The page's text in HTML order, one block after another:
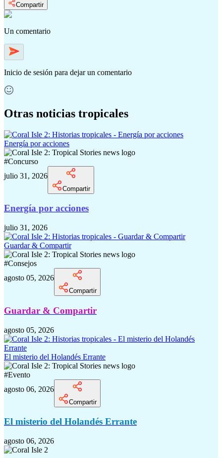
Compartir
Un comentario
Inicio de sesión para dejar un comentario
Otras noticias tropicales
Energía por acciones
#Concurso
julio 31, 2026
Compartir
Energía por acciones
julio 31, 2026
Guardar & Compartir
#Consejos
agosto 05, 2026
Compartir
Guardar & Compartir
agosto 05, 2026
El misterio del Holandés Errante
#Evento
agosto 06, 2026
Compartir
El misterio del Holandés Errante
agosto 06, 2026